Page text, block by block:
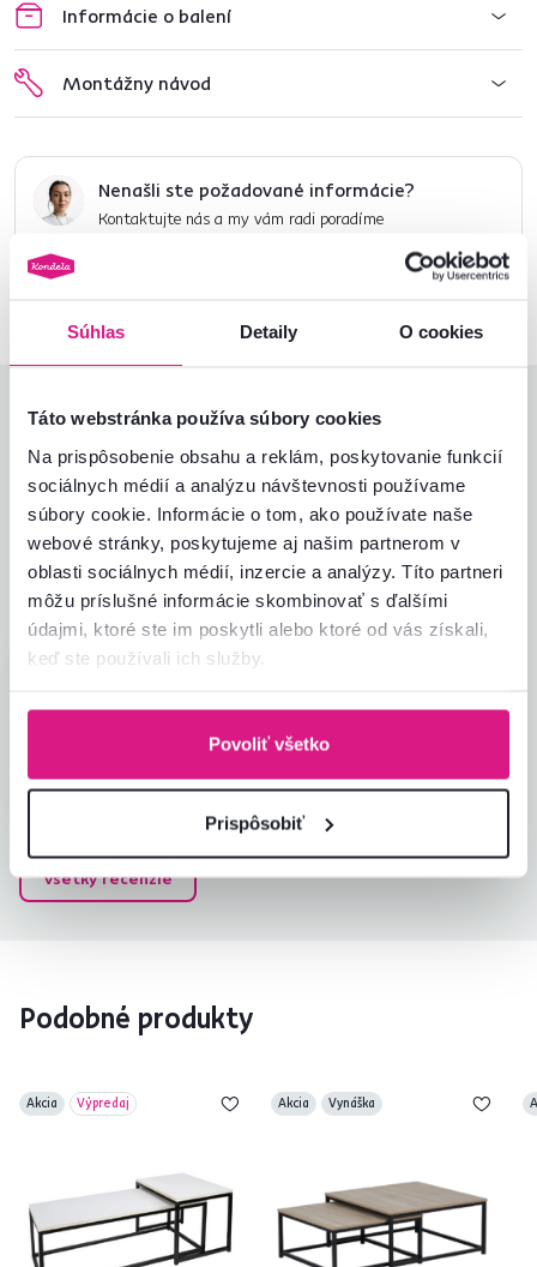
Súhlas Detaily O cookies
Táto webstránka používa súbory cookies
Na prispôsobenie obsahu a reklám, poskytovanie funkcií
sociálnych médií a analýzu návštevnosti používame
súbory cookie. Informácie o tom, ako používate naše
webové stránky, poskytujeme aj našim partnerom v
oblasti sociálnych médií, inzercie a analýzy. Títo partneri
môžu príslušné informácie skombinovať s ďalšími
údajmi, ktoré ste im poskytli alebo ktoré od vás získali,
keď ste používali ich služby.
Povoliť všetko
Prispôsobiť
Informácie o balení
Montážny návod
Nenašli ste požadované informácie?
Kontaktujte nás a my vám radi poradíme
Spustiť chat
Hodnotenia produktu
3,8
1recenzia
Jednoduchosť montáže
5,0
Kvalita výrobku
3,0
Zodpovedá očakávaniam
3,0
Zabalenie výrobku
5,0
Pomer hodnoty a ceny
3,0
Matej B.
Slovensko
Overený nákup
Všetky recenzie
Podobné produkty
Akcia Výpredaj Akcia Vynáška